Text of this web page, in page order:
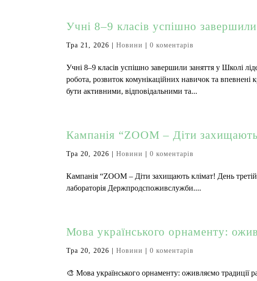
Учні 8–9 класів успішно
Тра 21, 2026 |Новини |0 коментарів
Учні 8–9 класів успішно завершили заняття у Школі
робота, розвиток комунікаційних навичок та
бути активними, відповідальними та...
Кампанія “ZOOM – Діти
Тра 20, 2026 |Новини |0 коментарів
Кампанія “ZOOM – Діти захищають клімат! День
лабораторія Держпродспоживслужби....
Мова українського орнаменту:
Тра 20, 2026 |Новини |0 коментарів
🎨 Мова українського орнаменту: оживляємо традиції